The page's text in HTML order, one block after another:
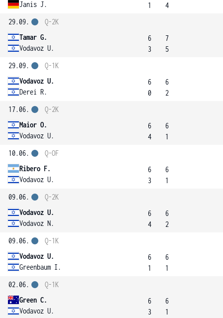
Janis J.
1
4
29.09.
Tamar G.
Vodavoz U.
Q-2K
6
3
7
5
29.09.
Vodavoz U.
Derei R.
Q-1K
6
0
6
2
17.06.
Maior O.
Vodavoz U.
Q-2K
6
4
6
1
10.06.
Ribero F.
Vodavoz U.
Q-OF
6
3
6
1
09.06.
Vodavoz U.
Vodavoz N.
Q-2K
6
4
6
2
09.06.
Vodavoz U.
Greenbaum I.
Q-1K
6
1
6
1
02.06.
Green C.
Vodavoz U.
Q-1K
6
3
6
1